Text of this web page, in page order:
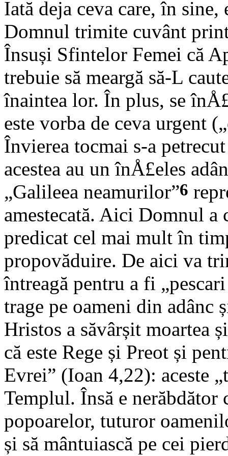
Iată deja ceva care, în
Domnul trimite cuvânt
Însuși Sfintelor Femei că
trebuie să meargă să-L
înaintea lor. În plus, se
este vorba de ceva urgent
Învierea tocmai s-a
acestea au un înÅ£eles
„Galileea neamurilor”6
amestecată. Aici Domnul
predicat cel mai mult în
propovăduire. De aici va
întreagă pentru a fi
trage pe oameni din adânc
Hristos a săvârșit moartea
că este Rege și Preot și
Evrei” (Ioan 4,22): aceste
Templul. Însă e nerăbdător
popoarelor, tuturor
și să mântuiască pe cei